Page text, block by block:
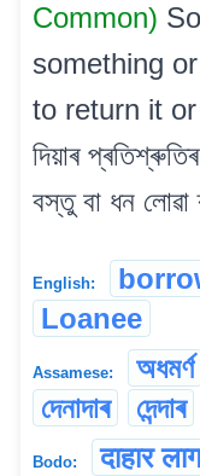
Common)
something
to return it or
দিয়াৰ
বস্তু বা ধন লোৱা
English:
Loanee
Assamese: অধমৰ্ণ
দেনাদাৰ
দেন্দাৰ
Bodo: दाहार